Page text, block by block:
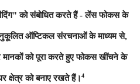
को संबोधित करते हैं - लेंस फोकस के
ऑप्टिकल संरचनाओं के माध्यम से,
मानकों को पूरा करते हुए फोकस खींचने के
क्षेत्र को बनाए रखते हैं।4